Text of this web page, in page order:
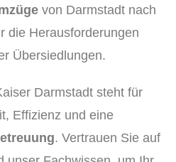
von Darmstadt nach
die Herausforderungen
Übersiedlungen.
Darmstadt steht für
Effizienz und eine
. Vertrauen Sie auf